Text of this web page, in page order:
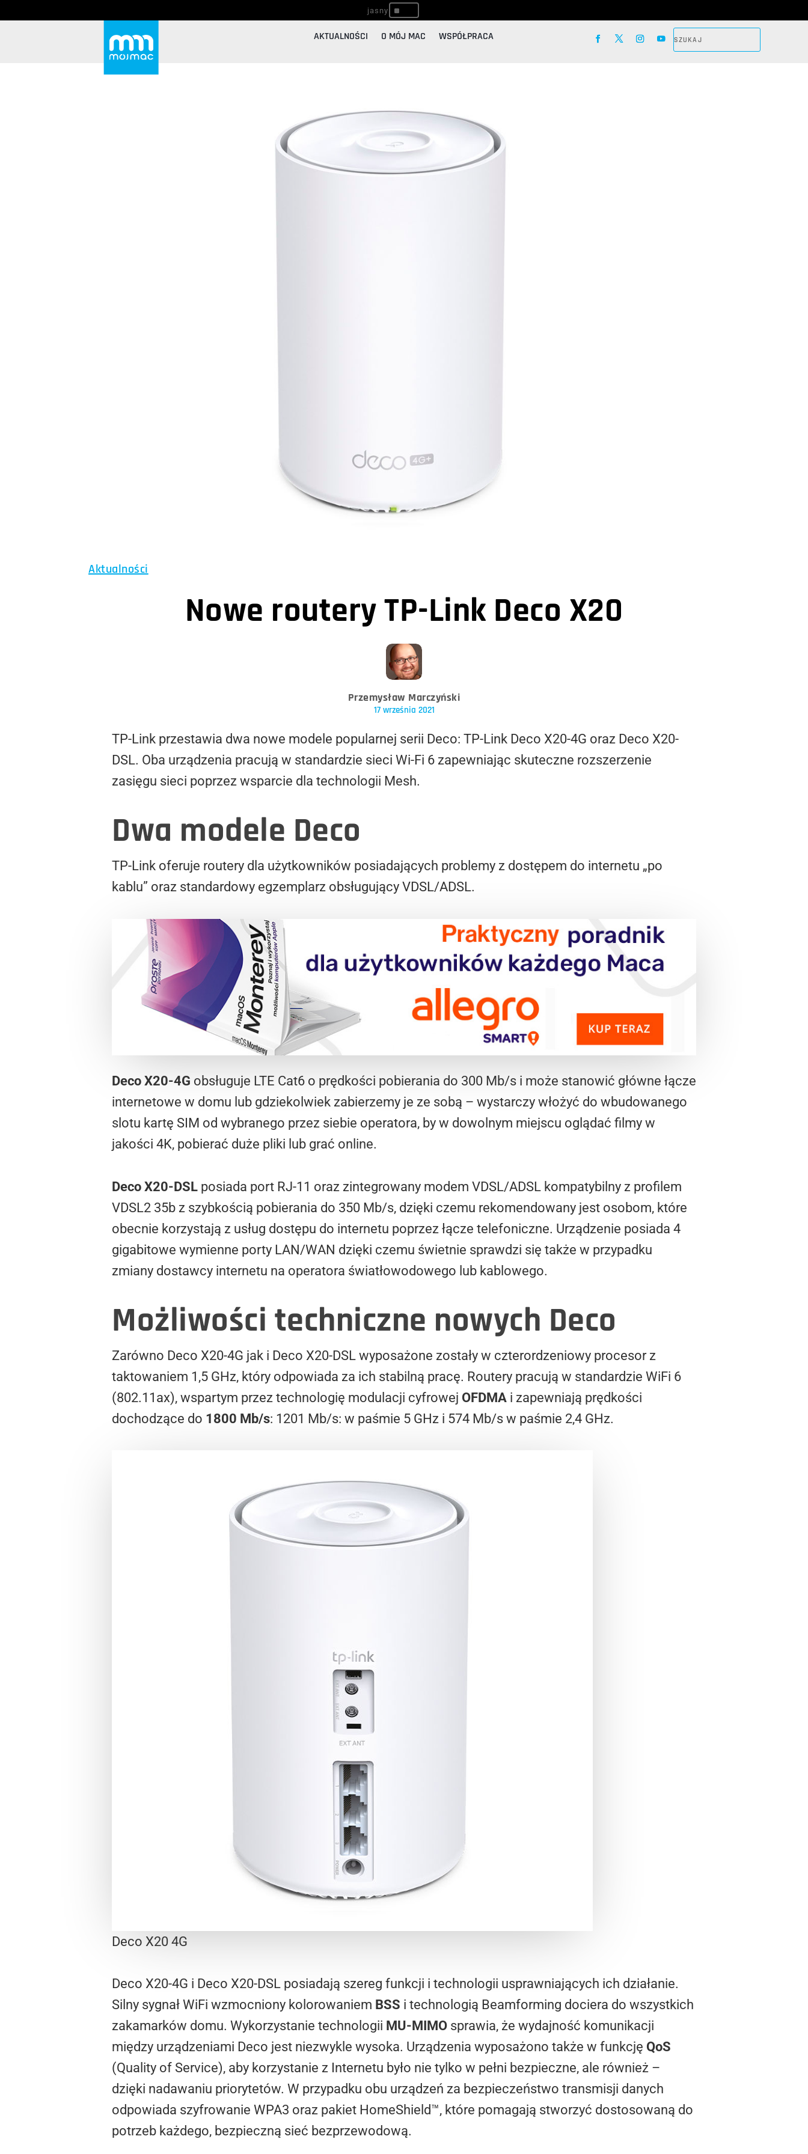
^
AKTUALNOŚCI O MÓJ MAC WSPÓŁPRACA
Aktualności
Nowe routery TP-Link Deco X20
Przemysław Marczyński
17 września 2021
TP-Link przestawia dwa nowe modele popularnej serii Deco: TP-Link Deco X20-4G oraz Deco X20-
DSL. Oba urządzenia pracują w standardzie sieci Wi-Fi 6 zapewniając skuteczne rozszerzenie
zasięgu sieci poprzez wsparcie dla technologii Mesh.
Dwa modele Deco
TP-Link oferuje routery dla użytkowników posiadających problemy z dostępem do internetu „po
kablu” oraz standardowy egzemplarz obsługujący VDSL/ADSL.
Deco X20-4G obsługuje LTE Cat6 o prędkości pobierania do 300 Mb/s i może stanowić główne łącze
internetowe w domu lub gdziekolwiek zabierzemy je ze sobą – wystarczy włożyć do wbudowanego
slotu kartę SIM od wybranego przez siebie operatora, by w dowolnym miejscu oglądać filmy w
jakości 4K, pobierać duże pliki lub grać online.
Deco X20-DSL posiada port RJ-11 oraz zintegrowany modem VDSL/ADSL kompatybilny z profilem
VDSL2 35b z szybkością pobierania do 350 Mb/s, dzięki czemu rekomendowany jest osobom, które
obecnie korzystają z usług dostępu do internetu poprzez łącze telefoniczne. Urządzenie posiada 4
gigabitowe wymienne porty LAN/WAN dzięki czemu świetnie sprawdzi się także w przypadku
zmiany dostawcy internetu na operatora światłowodowego lub kablowego.
Możliwości techniczne nowych Deco
Zarówno Deco X20-4G jak i Deco X20-DSL wyposażone zostały w czterordzeniowy procesor z
taktowaniem 1,5 GHz, który odpowiada za ich stabilną pracę. Routery pracują w standardzie WiFi 6
(802.11ax), wspartym przez technologię modulacji cyfrowej OFDMA i zapewniają prędkości
dochodzące do 1800 Mb/s: 1201 Mb/s: w paśmie 5 GHz i 574 Mb/s w paśmie 2,4 GHz.
Deco X20 4G
Deco X20-4G i Deco X20-DSL posiadają szereg funkcji i technologii usprawniających ich działanie.
Silny sygnał WiFi wzmocniony kolorowaniem BSS i technologią Beamforming dociera do wszystkich
zakamarków domu. Wykorzystanie technologii MU-MIMO sprawia, że wydajność komunikacji
między urządzeniami Deco jest niezwykle wysoka. Urządzenia wyposażono także w funkcję QoS
(Quality of Service), aby korzystanie z Internetu było nie tylko w pełni bezpieczne, ale również –
dzięki nadawaniu priorytetów. W przypadku obu urządzeń za bezpieczeństwo transmisji danych
odpowiada szyfrowanie WPA3 oraz pakiet HomeShield™, które pomagają stworzyć dostosowaną do
potrzeb każdego, bezpieczną sieć bezprzewodową.